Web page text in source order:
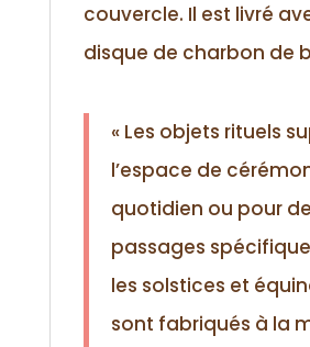
couvercle. Il est livré
disque de charbon de
« Les objets rituels
l’espace de
quotidien ou pour
passages
les solstices et
sont fabriqués à la